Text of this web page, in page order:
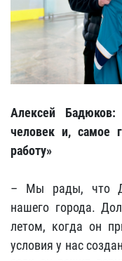
Алексей
человек и, самое
работу»
– Мы рады, что
нашего города.
летом, когда он
условия у нас